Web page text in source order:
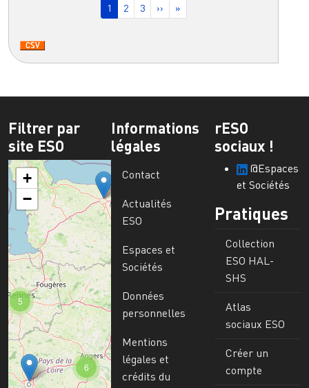
Page courante
1 Page
2 Page
3 Page suivante
›› Dernière page
»
Filtrer par
site ESO
6
5
+
−
Informations
légales
Contact
Actualités
ESO
Espaces et
Sociétés
Données
personnelles
Mentions
légales et
crédits du
rESO
sociaux !
@Espaces
et Sociétés
Pratiques
Collection
ESO HAL-
SHS
Atlas
sociaux ESO
Créer un
compte